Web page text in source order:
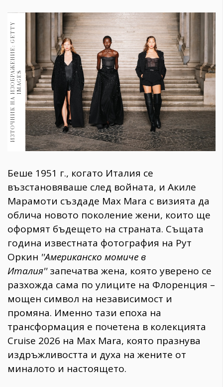
Книги
30+ 1970
Гурме 1710
Пътувай
237
Здраве 389
Gentlemen
382
Wellness
ПОСЛЕДВАЙТЕ
НИ
И
З
Т
О
Ч
Н
И
К
Н
А
И
З
О
Б
РА
Ж
Е
Н
И
Е
:
G
E
T
T
Y
I
M
A
G
ES
Беше 1951 г., когато Италия се
възстановяваше след войната, и Акиле
Марамоти създаде Max Mara с визията да
облича новото поколение жени, които ще
оформят бъдещето на страната. Същата
година известната фотография на Рут
Оркин ''Американско момиче в
Италия''запечатва жена, която уверено се
разхожда сама по улиците на Флоренция –
мощен символ на независимост и
промяна. Именно тази епоха на
трансформация е почетена в колекцията
Cruise 2026 на Max Mara, която празнува
издръжливостта и духа на жените от
миналото и настоящето.